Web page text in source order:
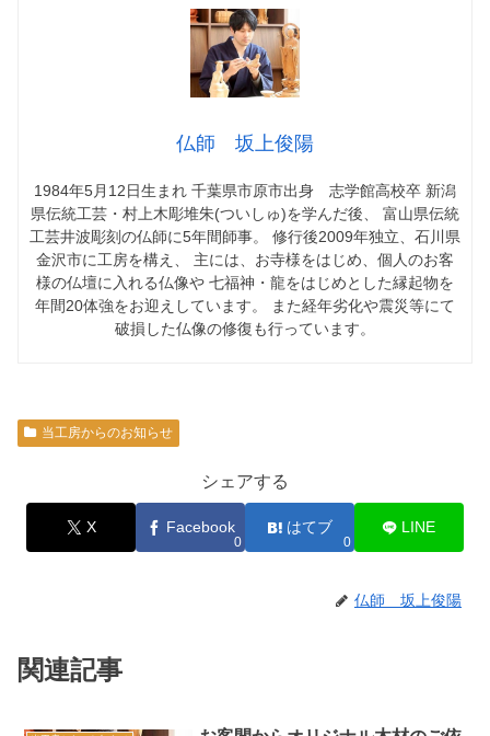
仏師 坂上俊陽
1984年5月12日生まれ 千葉県市原市出身 志学館高校卒 新潟
県伝統工芸・村上木彫堆朱(ついしゅ)を学んだ後、 富山県伝統
工芸井波彫刻の仏師に5年間師事。 修行後2009年独立、石川県
金沢市に工房を構え、 主には、お寺様をはじめ、個人のお客
様の仏壇に入れる仏像や 七福神・龍をはじめとした縁起物を
年間20体強をお迎えしています。 また経年劣化や震災等にて
破損した仏像の修復も行っています。
当工房からのお知らせ
シェアする
X Facebook
0
はてブ
0
LINE
仏師 坂上俊陽
関連記事